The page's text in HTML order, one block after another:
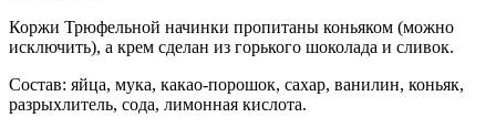
Коржи Трюфельной начинки пропитаны коньяком (можно
исключить), а крем сделан из горького шоколада и сливок.
Состав: яйца, мука, какао-порошок, сахар, ванилин, коньяк,
разрыхлитель, сода, лимонная кислота.